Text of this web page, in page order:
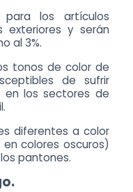
para los artículos
exteriores y serán
al 3%.
tonos de color de
de sufrir
en los sectores de
diferentes a color
colores oscuros)
pantones.